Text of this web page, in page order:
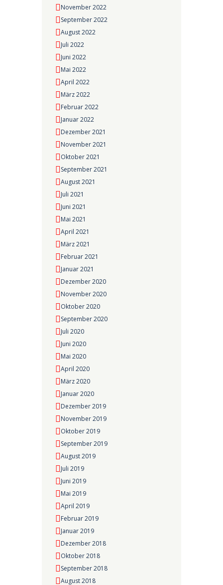
November 2022
September 2022
August 2022
Juli 2022
Juni 2022
Mai 2022
April 2022
März 2022
Februar 2022
Januar 2022
Dezember 2021
November 2021
Oktober 2021
September 2021
August 2021
Juli 2021
Juni 2021
Mai 2021
April 2021
März 2021
Februar 2021
Januar 2021
Dezember 2020
November 2020
Oktober 2020
September 2020
Juli 2020
Juni 2020
Mai 2020
April 2020
März 2020
Januar 2020
Dezember 2019
November 2019
Oktober 2019
September 2019
August 2019
Juli 2019
Juni 2019
Mai 2019
April 2019
Februar 2019
Januar 2019
Dezember 2018
Oktober 2018
September 2018
August 2018